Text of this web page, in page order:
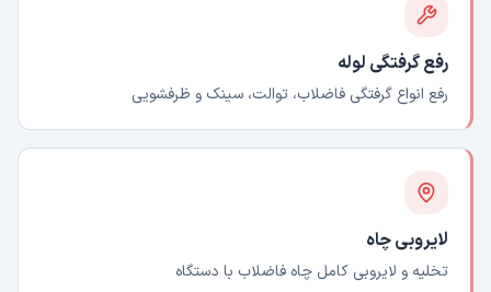
رفع گرفتگی لوله
رفع انواع گرفتگی فاضلاب، توالت، سینک و ظرفشویی
لایروبی چاه
تخلیه و لایروبی کامل چاه فاضلاب با دستگاه